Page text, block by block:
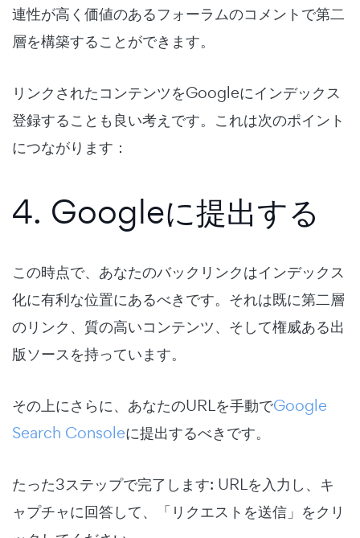
連性が高く価値のあるフォーラムのコメントで第二
層を構築することができます。
リンクされたコンテンツをGoogleにインデックス
登録することも良い考えです。これは次のポイント
につながります：
4. Googleに提出する
この時点で、あなたのバックリンクはインデックス
化に有利な位置にあるべきです。それは既に第二層
のリンク、質の高いコンテンツ、そして権威ある出
版ソースを持っています。
その上にさらに、あなたのURLを手動でGoogle
Search Consoleに提出するべきです。
たった3ステップで完了します: URLを入力し、キ
ャプチャに回答して、「リクエストを送信」をクリ